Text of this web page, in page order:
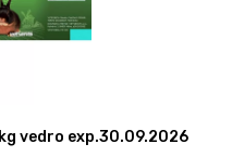
vedro exp.30.09.2026